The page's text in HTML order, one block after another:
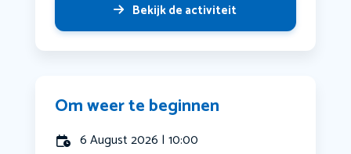
Bekijk de activiteit
Om weer te beginnen
6 August 2026 | 10:00